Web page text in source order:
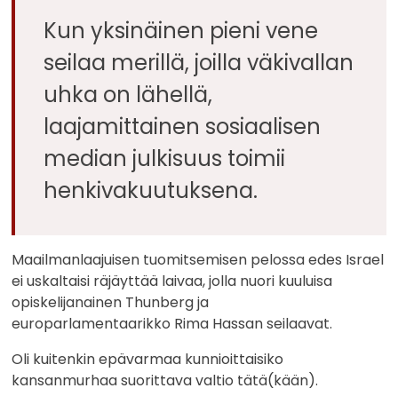
Kun yksinäinen pieni vene
seilaa merillä, joilla väkivallan
uhka on lähellä,
laajamittainen sosiaalisen
median julkisuus toimii
henkivakuutuksena.
Maailmanlaajuisen tuomitsemisen pelossa edes Israel
ei uskaltaisi räjäyttää laivaa, jolla nuori kuuluisa
opiskelijanainen Thunberg ja
europarlamentaarikko Rima Hassan seilaavat.
Oli kuitenkin epävarmaa kunnioittaisiko
kansanmurhaa suorittava valtio tätä(kään).